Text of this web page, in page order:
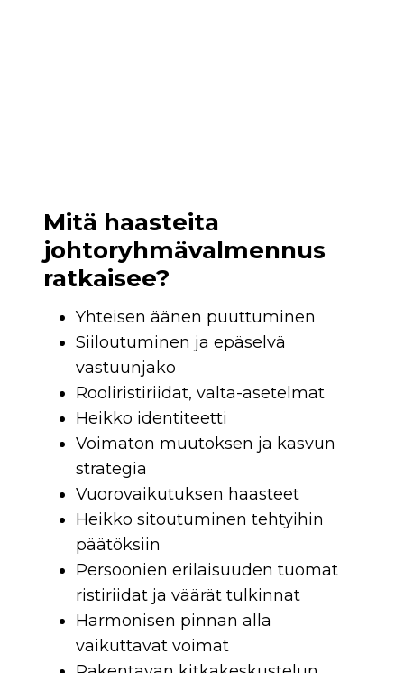
Mitä haasteita
johtoryhmävalmennus
ratkaisee?
Yhteisen äänen puuttuminen
Siiloutuminen ja epäselvä
vastuunjako
Rooliristiriidat, valta-asetelmat
Heikko identiteetti
Voimaton muutoksen ja kasvun
strategia
Vuorovaikutuksen haasteet
Heikko sitoutuminen tehtyihin
päätöksiin
Persoonien erilaisuuden tuomat
ristiriidat ja väärät tulkinnat
Harmonisen pinnan alla
vaikuttavat voimat